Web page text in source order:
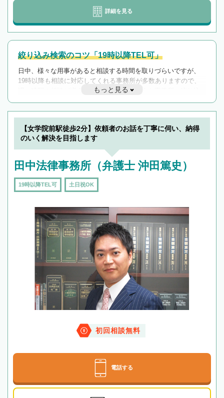
詳細を見る
絞り込み検索のコツ「19時以降TEL可」
日中、様々な用事があると相談する時間を取りづらいですが、
19時以降も相談に対応してくれる事務所が多数ありますので、
遅い時間の相談が増えそうな場合はそのような事務所に絞り込
んで検索してみましょう。
19時以降TEL可の条件
を加えて再検索
もっと見る
【女学院前駅徒歩2分】依頼者のお話を丁寧に伺い、納得
のいく解決を目指します
田中法律事務所（弁護士 沖田篤史）
19時以降TEL可 土日祝OK
初回相談無料
電話する